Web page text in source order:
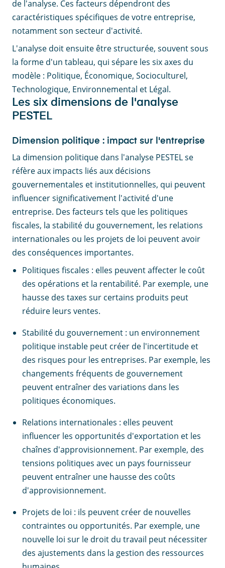
de l'analyse. Ces facteurs dépendront des
caractéristiques spécifiques de votre entreprise,
notamment son secteur d'activité.
L'analyse doit ensuite être structurée, souvent sous
la forme d'un tableau, qui sépare les six axes du
modèle : Politique, Économique, Socioculturel,
Technologique, Environnemental et Légal.
Les six dimensions de l'analyse
PESTEL
Dimension politique : impact sur l'entreprise
La dimension politique dans l'analyse PESTEL se
réfère aux impacts liés aux décisions
gouvernementales et institutionnelles, qui peuvent
influencer significativement l'activité d'une
entreprise. Des facteurs tels que les politiques
fiscales, la stabilité du gouvernement, les relations
internationales ou les projets de loi peuvent avoir
des conséquences importantes.
Politiques fiscales : elles peuvent affecter le coût
des opérations et la rentabilité. Par exemple, une
hausse des taxes sur certains produits peut
réduire leurs ventes.
Stabilité du gouvernement : un environnement
politique instable peut créer de l'incertitude et
des risques pour les entreprises. Par exemple, les
changements fréquents de gouvernement
peuvent entraîner des variations dans les
politiques économiques.
Relations internationales : elles peuvent
influencer les opportunités d'exportation et les
chaînes d'approvisionnement. Par exemple, des
tensions politiques avec un pays fournisseur
peuvent entraîner une hausse des coûts
d'approvisionnement.
Projets de loi : ils peuvent créer de nouvelles
contraintes ou opportunités. Par exemple, une
nouvelle loi sur le droit du travail peut nécessiter
des ajustements dans la gestion des ressources